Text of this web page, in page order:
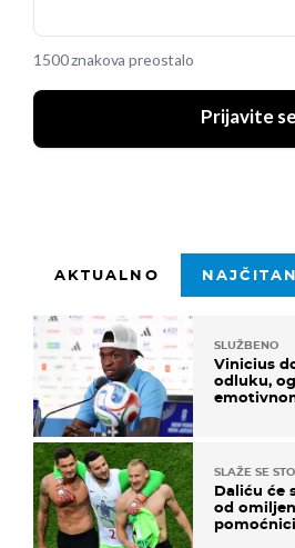
1500 znakova preostalo
Prijavite
AKTUALNO
SLUŽBENO
Vinicius
odluku,
SLAŽE SE
Daliću će
od